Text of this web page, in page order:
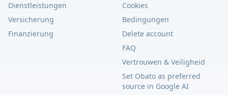
Dienstleistungen
Versicherung
Finanzierung
Cookies
Bedingungen
Delete account
FAQ
Vertrouwen & Veiligheid
Set Obato as preferred
source in Google AI